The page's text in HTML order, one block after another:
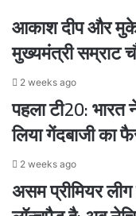
अब
रही
तस्वीर
आकाश दीप और
मुख्यमंत्री सम्राट
2 weeks ago
पहला टी20: भारत
लिया गेंदबाजी का
2 weeks ago
असम प्रीमियर